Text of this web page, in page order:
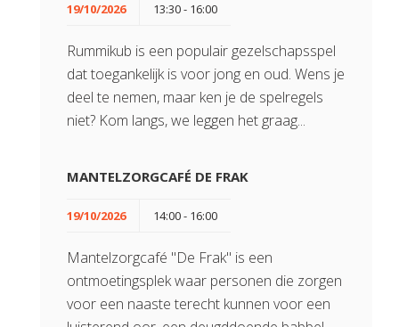
19/10/2026 13:30 - 16:00
Rummikub is een populair gezelschapsspel
dat toegankelijk is voor jong en oud. Wens je
deel te nemen, maar ken je de spelregels
niet? Kom langs, we leggen het graag...
MANTELZORGCAFÉ DE FRAK
19/10/2026 14:00 - 16:00
Mantelzorgcafé "De Frak" is een
ontmoetingsplek waar personen die zorgen
voor een naaste terecht kunnen voor een